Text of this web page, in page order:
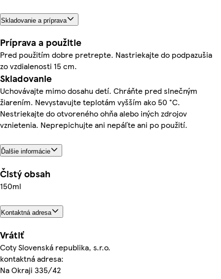
Skladovanie a príprava
Príprava a použitie
Pred použitím dobre pretrepte. Nastriekajte do podpazušia
zo vzdialenosti 15 cm.
Skladovanie
Uchovávajte mimo dosahu detí. Chráňte pred slnečným
žiarením. Nevystavujte teplotám vyšším ako 50 °C.
Nestriekajte do otvoreného ohňa alebo iných zdrojov
vznietenia. Neprepichujte ani nepáľte ani po použití.
Ďalšie informácie
Čistý obsah
150ml
Kontaktná adresa
Vrátiť
Coty Slovenská republika, s.r.o.
kontaktná adresa:
Na Okraji 335/42